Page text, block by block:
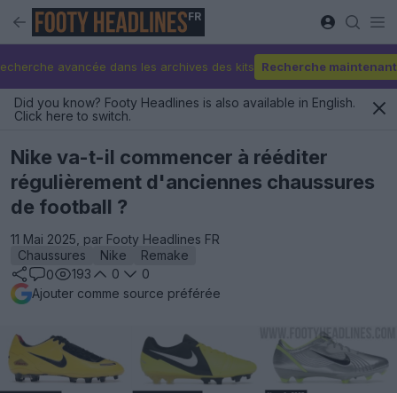
FR
avancée dans les archives des kits Recherche maintenant
Did you know? Footy Headlines is also available in English.
Click here to switch.
Nike va-t-il commencer à rééditer
régulièrement d'anciennes chaussures
de football ?
11 Mai 2025, par Footy Headlines FR
Chaussures
Nike
Remake
0
193 0
0
Ajouter comme source préférée